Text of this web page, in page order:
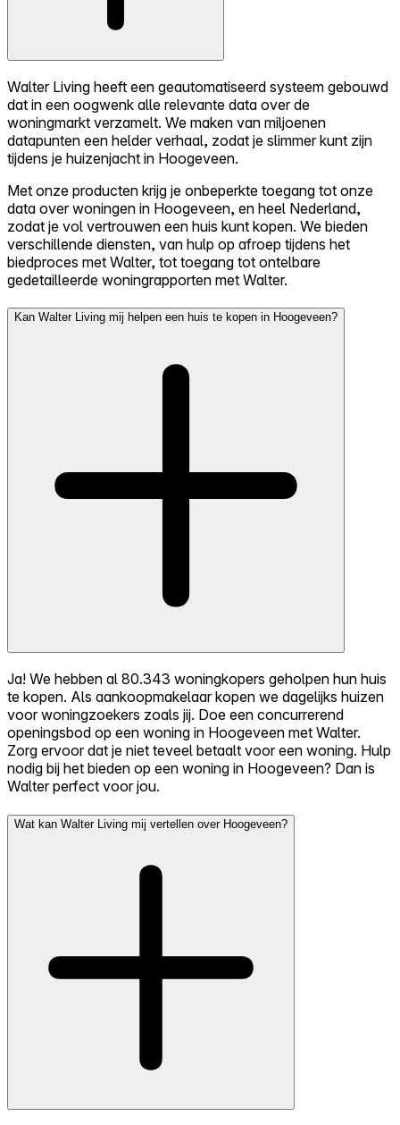
Walter Living heeft een geautomatiseerd systeem gebouwd
dat in een oogwenk alle relevante data over de
woningmarkt verzamelt. We maken van miljoenen
datapunten een helder verhaal, zodat je slimmer kunt zijn
tijdens je huizenjacht in Hoogeveen.
Met onze producten krijg je onbeperkte toegang tot onze
data over woningen in Hoogeveen, en heel Nederland,
zodat je vol vertrouwen een huis kunt kopen. We bieden
verschillende diensten, van hulp op afroep tijdens het
biedproces met Walter, tot toegang tot ontelbare
gedetailleerde woningrapporten met Walter.
Kan Walter Living mij helpen een huis te kopen in Hoogeveen?
Ja! We hebben al 80.343 woningkopers geholpen hun huis
te kopen. Als aankoopmakelaar kopen we dagelijks huizen
voor woningzoekers zoals jij. Doe een concurrerend
openingsbod op een woning in Hoogeveen met Walter.
Zorg ervoor dat je niet teveel betaalt voor een woning. Hulp
nodig bij het bieden op een woning in Hoogeveen? Dan is
Walter perfect voor jou.
Wat kan Walter Living mij vertellen over Hoogeveen?